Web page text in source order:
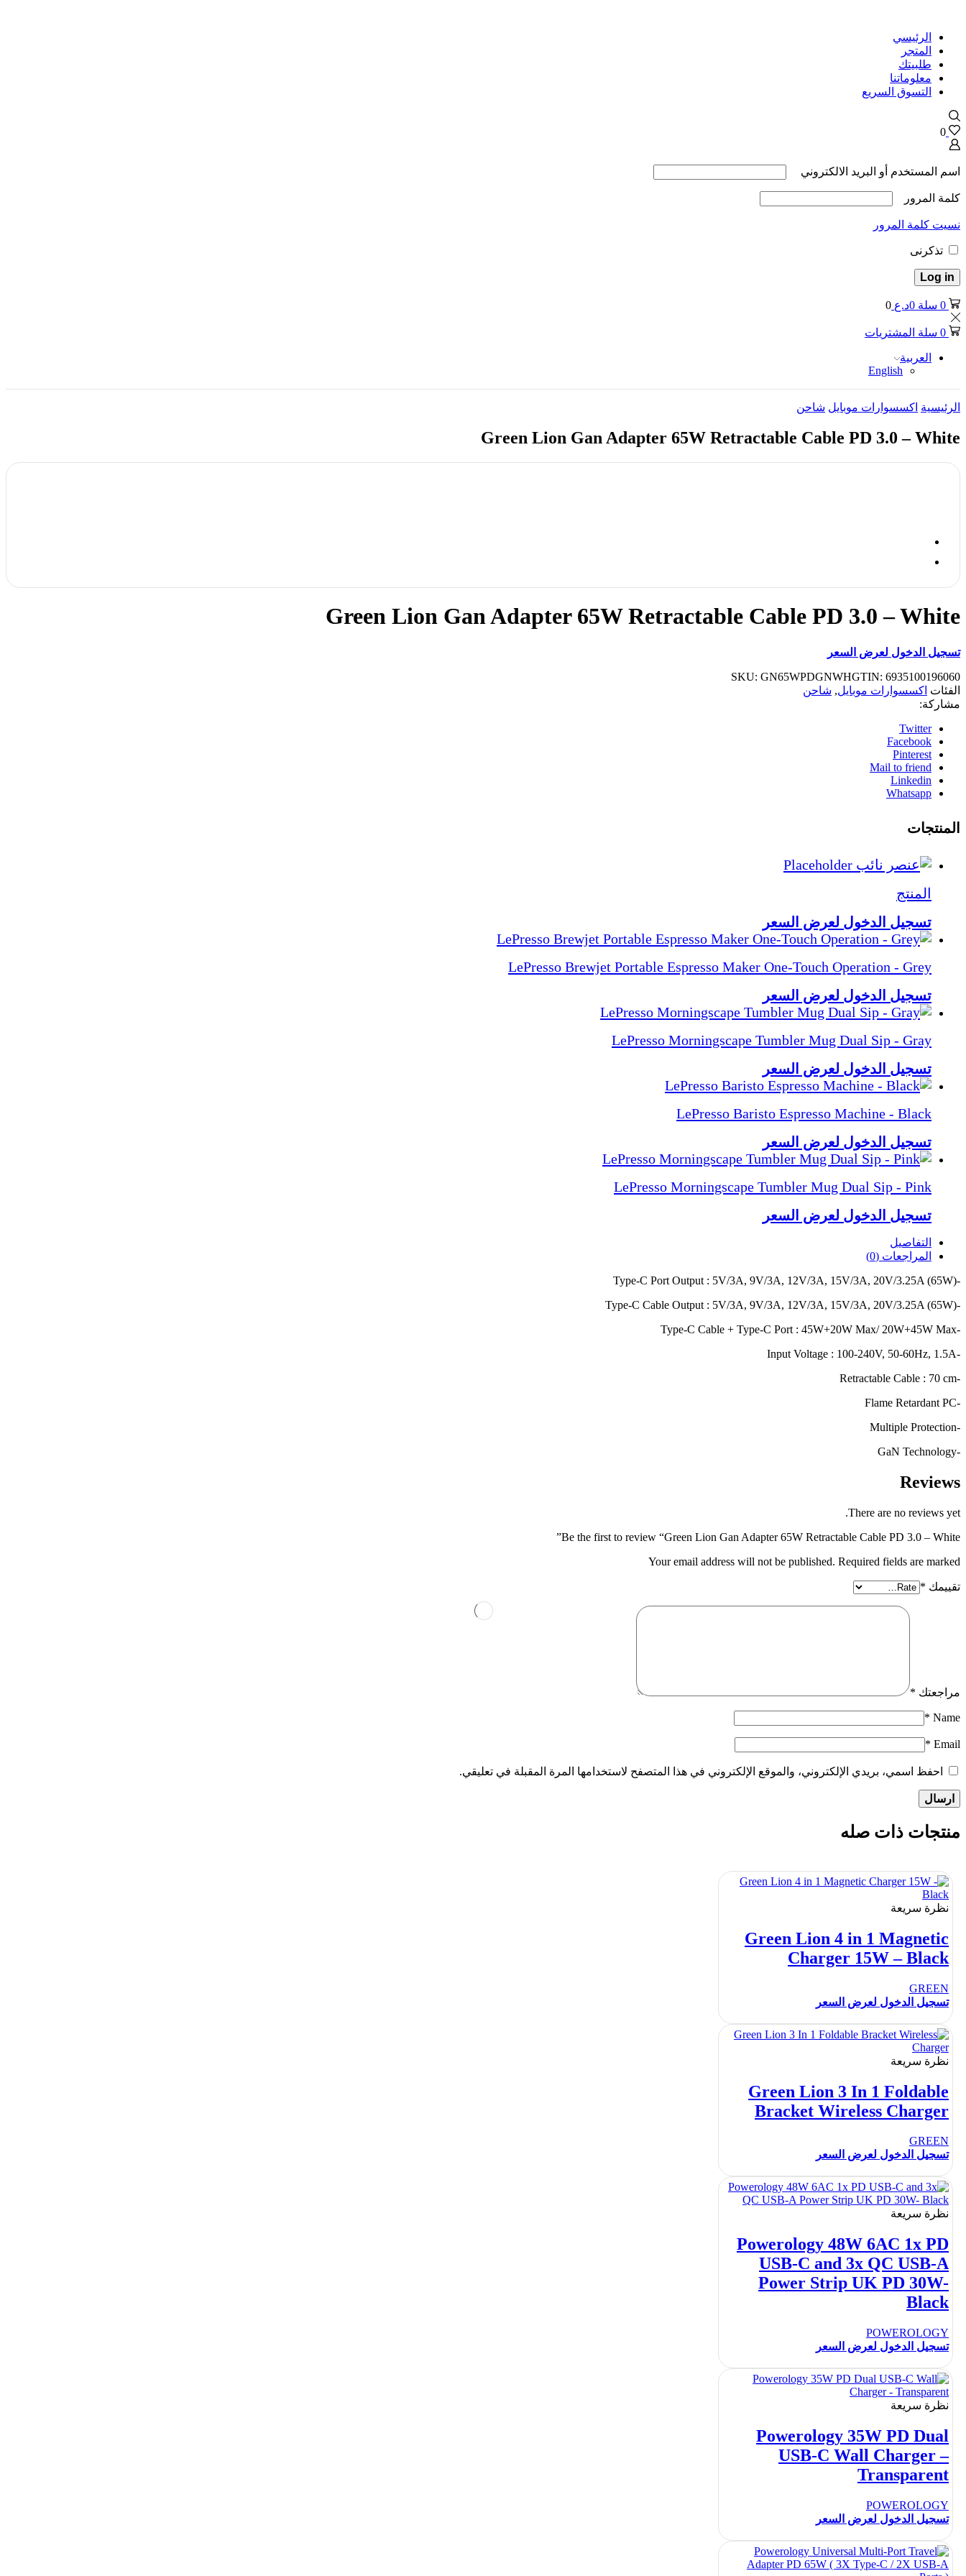
الرئيسي
المتجر
طلبيتك
معلوماتنا
التسوق السريع
0
اسم المستخدم أو البريد الالكتروني
كلمة المرور
نسيت كلمة المرور
تذكرنى
Log in
0 سلة 0د.ع 0
0 سلة المشتريات
العربية
English
الرئيسية اكسسوارات موبايل شاحن
Green Lion Gan Adapter 65W Retractable Cable PD 3.0 – White
Green Lion Gan Adapter 65W Retractable Cable PD 3.0 – White
تسجيل الدخول لعرض السعر
SKU: GN65WPDGNWHGTIN: 6935100196060
الفئات اكسسوارات موبايل, شاحن
مشاركة:
Twitter
Facebook
Pinterest
Mail to friend
Linkedin
Whatsapp
المنتجات
المنتج
تسجيل الدخول لعرض السعر
LePresso Brewjet Portable Espresso Maker One-Touch Operation - Grey
تسجيل الدخول لعرض السعر
LePresso Morningscape Tumbler Mug Dual Sip - Gray
تسجيل الدخول لعرض السعر
LePresso Baristo Espresso Machine - Black
تسجيل الدخول لعرض السعر
LePresso Morningscape Tumbler Mug Dual Sip - Pink
تسجيل الدخول لعرض السعر
التفاصيل
المراجعات (0)
-Type-C Port Output : 5V/3A, 9V/3A, 12V/3A, 15V/3A, 20V/3.25A (65W)
-Type-C Cable Output : 5V/3A, 9V/3A, 12V/3A, 15V/3A, 20V/3.25A (65W)
-Type-C Cable + Type-C Port : 45W+20W Max/ 20W+45W Max
-Input Voltage : 100-240V, 50-60Hz, 1.5A
-Retractable Cable : 70 cm
-Flame Retardant PC
-Multiple Protection
-GaN Technology
Reviews
There are no reviews yet.
Be the first to review “Green Lion Gan Adapter 65W Retractable Cable PD 3.0 – White”
Your email address will not be published. Required fields are marked
تقييمك *
مراجعتك *
Name
*
Email
*
احفظ اسمي، بريدي الإلكتروني، والموقع الإلكتروني في هذا المتصفح لاستخدامها المرة المقبلة في تعليقي.
منتجات ذات صله
نظرة سريعة
Green Lion 4 in 1 Magnetic
Charger 15W – Black
GREEN
تسجيل الدخول لعرض السعر
نظرة سريعة
Green Lion 3 In 1 Foldable
Bracket Wireless Charger
GREEN
تسجيل الدخول لعرض السعر
نظرة سريعة
Powerology 48W 6AC 1x PD
USB-C and 3x QC USB-A
Power Strip UK PD 30W-
Black
POWEROLOGY
تسجيل الدخول لعرض السعر
نظرة سريعة
Powerology 35W PD Dual
USB-C Wall Charger –
Transparent
POWEROLOGY
تسجيل الدخول لعرض السعر